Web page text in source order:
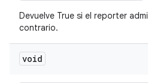
Devuelve True si el reporter
contrario.
void